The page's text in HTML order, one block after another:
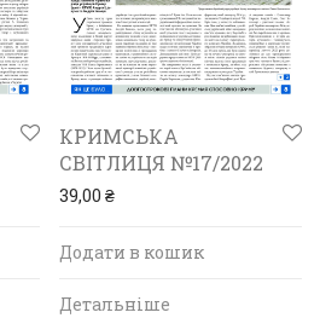
КРИМСЬКА
СВІТЛИЦЯ №17/2022
39,00 ₴
Додати в кошик
Детальніше